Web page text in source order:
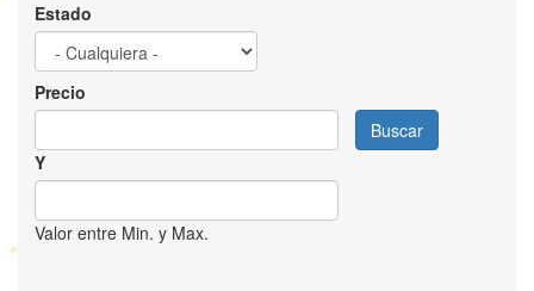
Estado
Precio
Y
Valor entre Min. y Max.
Buscar